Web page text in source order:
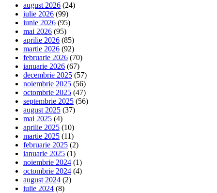
august 2026 (24)
iulie 2026 (99)
iunie 2026 (95)
mai 2026 (95)
aprilie 2026 (85)
martie 2026 (92)
februarie 2026 (70)
ianuarie 2026 (67)
decembrie 2025 (57)
noiembrie 2025 (56)
octombrie 2025 (47)
septembrie 2025 (56)
august 2025 (37)
mai 2025 (4)
aprilie 2025 (10)
martie 2025 (11)
februarie 2025 (2)
ianuarie 2025 (1)
noiembrie 2024 (1)
octombrie 2024 (4)
august 2024 (2)
iulie 2024 (8)